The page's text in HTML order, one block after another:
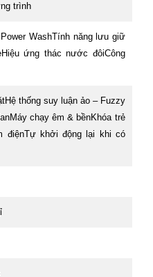
trình
WashTính năng lưu giữ
ứng thác nước đôiCông
thống suy luận ảo – Fuzzy
Máy chạy êm & bềnKhóa trẻ
điệnTự khởi động lại khi có